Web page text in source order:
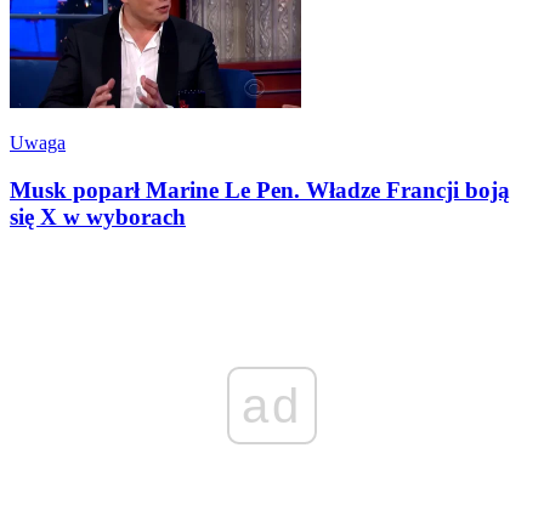
Uwaga
Musk poparł Marine Le Pen. Władze Francji boją
się X w wyborach
ad